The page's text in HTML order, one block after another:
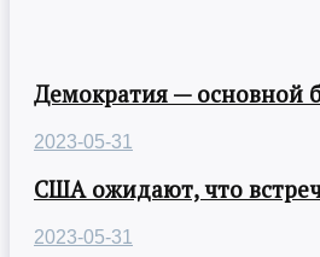
Демократия —
2023-05-31
США ожидают, что
2023-05-31